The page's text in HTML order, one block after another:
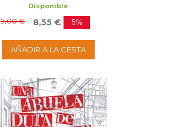
Disponible
9,00 € 8,55 € 5%
AÑADIR A LA CESTA